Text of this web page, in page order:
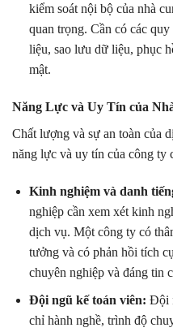
kiểm soát nội bộ của nhà
quan trọng. Cần có các
liệu, sao lưu dữ liệu, phục
mật.
Năng Lực và Uy Tín của
Chất lượng và sự an toàn của
năng lực và uy tín của công ty
Kinh nghiệm và danh
nghiệp cần xem xét kinh
dịch vụ. Một công ty có
tưởng và có phản hồi tích
chuyên nghiệp và đáng tin
Đội ngũ kế toán viên: Đội
chỉ hành nghề, trình độ